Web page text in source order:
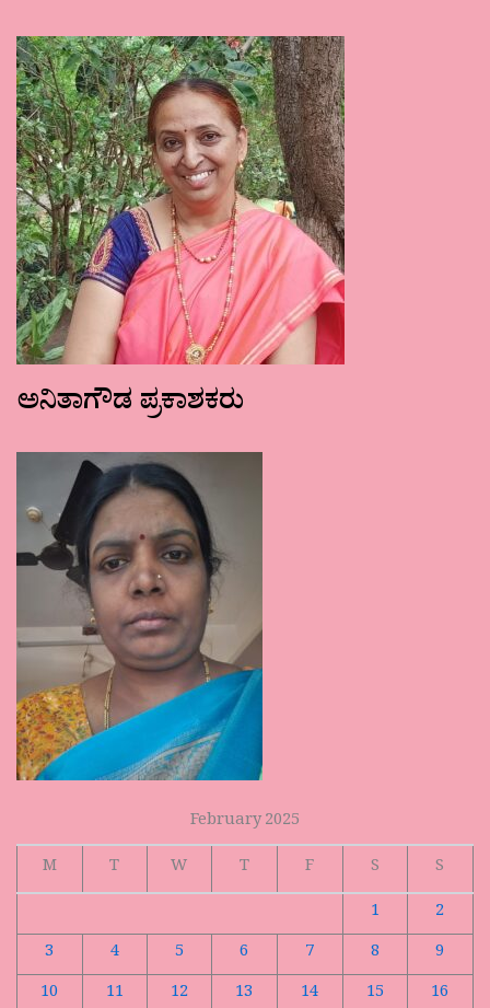
ಅನಿತಾಗೌಡ ಪ್ರಕಾಶಕರು
February 2025
M
T W T F S
S
1
2
3
4 5 6 7 8
9
10
11 12 13 14 15
16